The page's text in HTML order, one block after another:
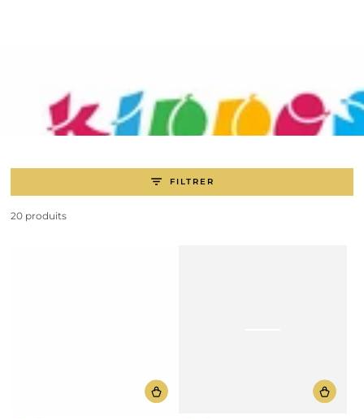
FILTRER
20 produits